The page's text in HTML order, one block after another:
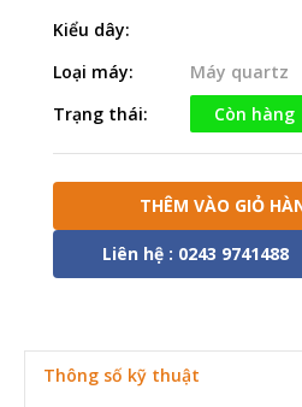
Kiểu dây:
Loại máy:
Máy quartz
Trạng thái:
Còn hàng
THÊM VÀO GIỎ
Liên hệ : 0243 9741488
Thông số kỹ thuật